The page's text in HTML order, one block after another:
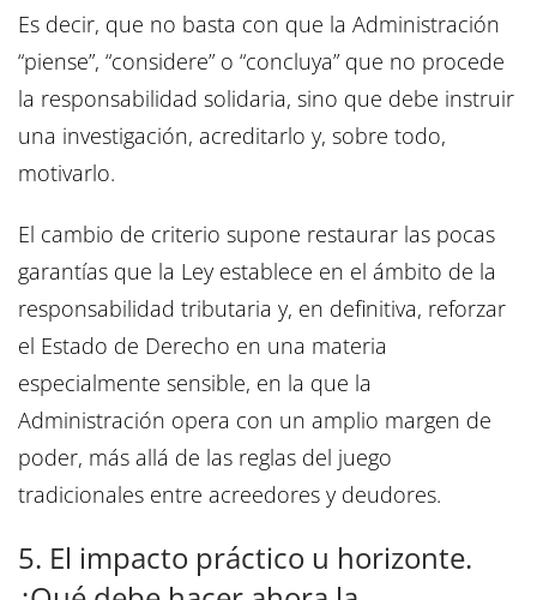
Es decir, que no basta con que la Administración
“piense”, “considere” o “concluya” que no procede
la responsabilidad solidaria, sino que debe instruir
una investigación, acreditarlo y, sobre todo,
motivarlo.
El cambio de criterio supone restaurar las pocas
garantías que la Ley establece en el ámbito de la
responsabilidad tributaria y, en definitiva, reforzar
el Estado de Derecho en una materia
especialmente sensible, en la que la
Administración opera con un amplio margen de
poder, más allá de las reglas del juego
tradicionales entre acreedores y deudores.
5. El impacto práctico u horizonte.